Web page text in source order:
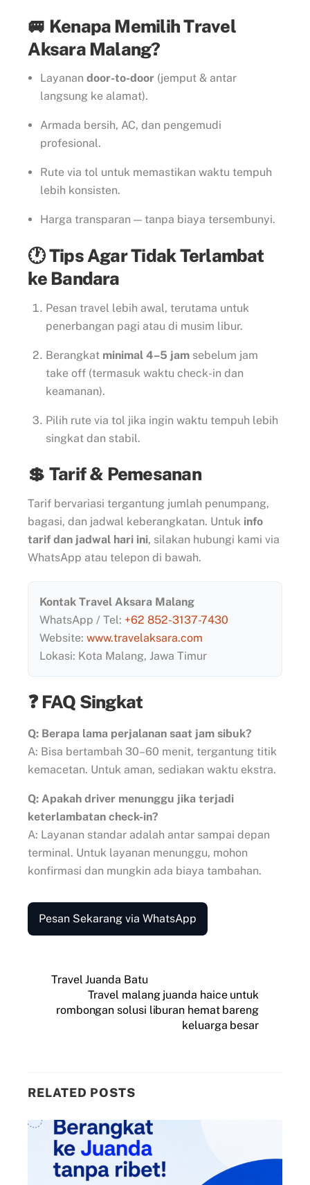
🚐 Kenapa Memilih Travel
Aksara Malang?
Layanan door-to-door (jemput & antar
langsung ke alamat).
Armada bersih, AC, dan pengemudi
profesional.
Rute via tol untuk memastikan waktu tempuh
lebih konsisten.
Harga transparan — tanpa biaya tersembunyi.
🕐 Tips Agar Tidak Terlambat
ke Bandara
Pesan travel lebih awal, terutama untuk
penerbangan pagi atau di musim libur.
Berangkat minimal 4–5 jam sebelum jam
take off (termasuk waktu check-in dan
keamanan).
Pilih rute via tol jika ingin waktu tempuh lebih
singkat dan stabil.
💲 Tarif & Pemesanan
Tarif bervariasi tergantung jumlah penumpang,
bagasi, dan jadwal keberangkatan. Untuk info
tarif dan jadwal hari ini, silakan hubungi kami via
WhatsApp atau telepon di bawah.
Kontak Travel Aksara Malang
WhatsApp / Tel: +62 852-3137-7430
Website:www.travelaksara.com
Lokasi: Kota Malang, Jawa Timur
❓ FAQ Singkat
Q: Berapa lama perjalanan saat jam sibuk?
A: Bisa bertambah 30–60 menit, tergantung titik
kemacetan. Untuk aman, sediakan waktu ekstra.
Q: Apakah driver menunggu jika terjadi
keterlambatan check-in?
A: Layanan standar adalah antar sampai depan
terminal. Untuk layanan menunggu, mohon
konfirmasi dan mungkin ada biaya tambahan.
Pesan Sekarang via WhatsApp
Travel Juanda Batu
Travel malang juanda haice untuk
rombongan solusi liburan hemat bareng
keluarga besar
RELATED POSTS